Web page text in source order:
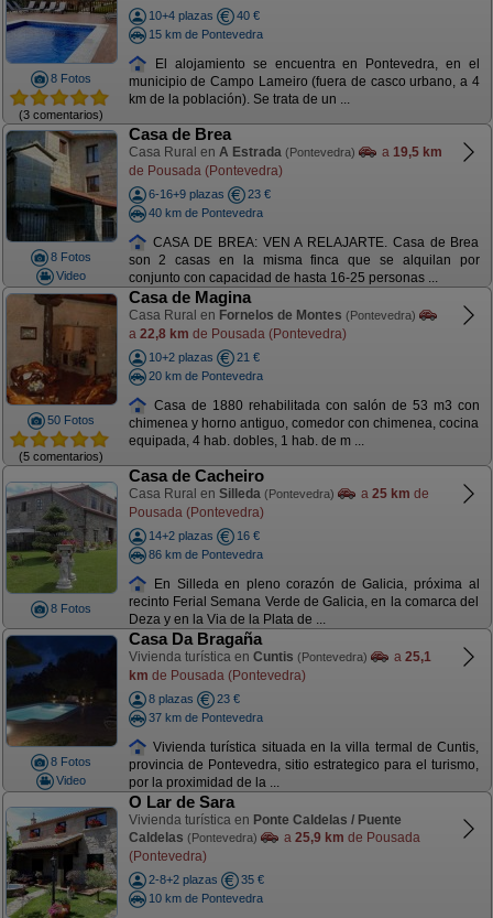
8 Fotos
(3 comentarios)
10+4 plazas
40 €
15 km de Pontevedra
El alojamiento se encuentra en Pontevedra, en el
municipio de Campo Lameiro (fuera de casco urbano, a 4
km de la población). Se trata de un ...
8 Fotos
Video
Casa de Brea
Casa Rural en A Estrada (Pontevedra) a 19,5 km
de Pousada (Pontevedra)
6-16+9 plazas
23 €
40 km de Pontevedra
CASA DE BREA: VEN A RELAJARTE. Casa de Brea
son 2 casas en la misma finca que se alquilan por
conjunto con capacidad de hasta 16-25 personas ...
50 Fotos
(5 comentarios)
Casa de Magina
Casa Rural en Fornelos de Montes (Pontevedra)
a 22,8 km de Pousada (Pontevedra)
10+2 plazas
21 €
20 km de Pontevedra
Casa de 1880 rehabilitada con salón de 53 m3 con
chimenea y horno antiguo, comedor con chimenea, cocina
equipada, 4 hab. dobles, 1 hab. de m ...
8 Fotos
Casa de Cacheiro
Casa Rural en Silleda (Pontevedra) a 25 km de
Pousada (Pontevedra)
14+2 plazas
16 €
86 km de Pontevedra
En Silleda en pleno corazón de Galicia, próxima al
recinto Ferial Semana Verde de Galicia, en la comarca del
Deza y en la Via de la Plata de ...
8 Fotos
Video
Casa Da Bragaña
Vivienda turística en Cuntis (Pontevedra) a 25,1
km de Pousada (Pontevedra)
8 plazas
23 €
37 km de Pontevedra
Vivienda turística situada en la villa termal de Cuntis,
provincia de Pontevedra, sitio estrategico para el turismo,
por la proximidad de la ...
O Lar de Sara
Vivienda turística en Ponte Caldelas / Puente
Caldelas (Pontevedra) a 25,9 km de Pousada
(Pontevedra)
2-8+2 plazas
35 €
10 km de Pontevedra